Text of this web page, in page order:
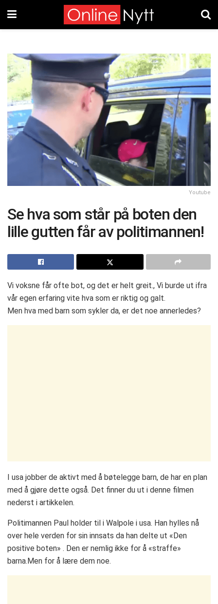
Youtube
Se hva som står på boten den
lille gutten får av politimannen!
Vi voksne får ofte bot, og det er helt greit., Vi burde ut ifra
vår egen erfaring vite hva som er riktig og galt.
Men hva med barn som sykler da, er det noe annerledes?
I usa jobber de aktivt med å bøtelegge barn, de har en plan
med å gjøre dette også. Det finner du ut i denne filmen
nederst i artikkelen.
Politimannen Paul holder til i Walpole i usa. Han hylles nå
over hele verden for sin innsats da han delte ut «Den
positive boten» . Den er nemlig ikke for å «straffe»
barna.Men for å lære dem noe.